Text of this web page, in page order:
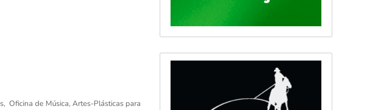
Oficina de Música, Artes-Plásticas para